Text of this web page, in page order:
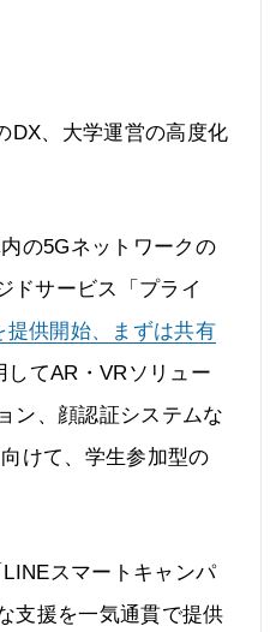
DX、大学運営の高度化
の5Gネットワークの
ドサービス「プライ
提供開始、まずは共有
てAR・VRソリュー
ン、顔認証システムな
けて、学生参加型の
スマートキャンパ
支援を一気通貫で提供